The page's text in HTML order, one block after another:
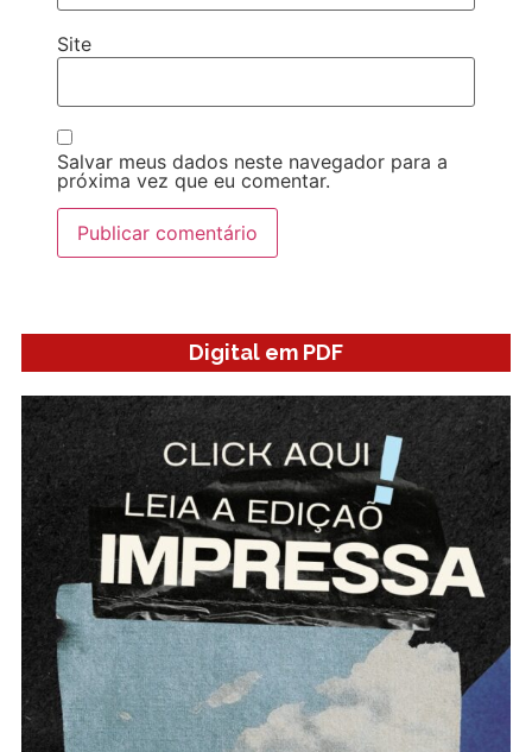
Site
Salvar meus dados neste navegador para a
próxima vez que eu comentar.
Digital em PDF